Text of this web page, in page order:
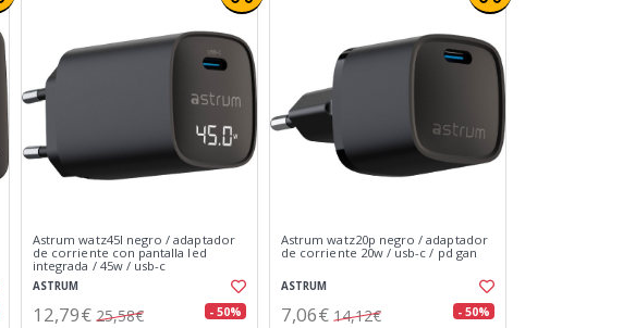
Astrum watz45l negro / adaptador
de corriente con pantalla led
integrada / 45w / usb-c
ASTRUM
12,79€ 25,58€ - 50%
Astrum watz20p negro / adaptador
de corriente 20w / usb-c / pd gan
ASTRUM
7,06€ 14,12€ - 50%